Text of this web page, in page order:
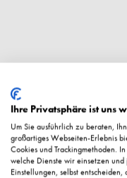
Hydro3
Ihre Privatsphäre ist uns
Um Sie ausführlich zu beraten,
großartiges Webseiten-Erlebnis
Cookies und Trackingmethoden.
welche Dienste wir einsetzen
Einstellungen, selbst